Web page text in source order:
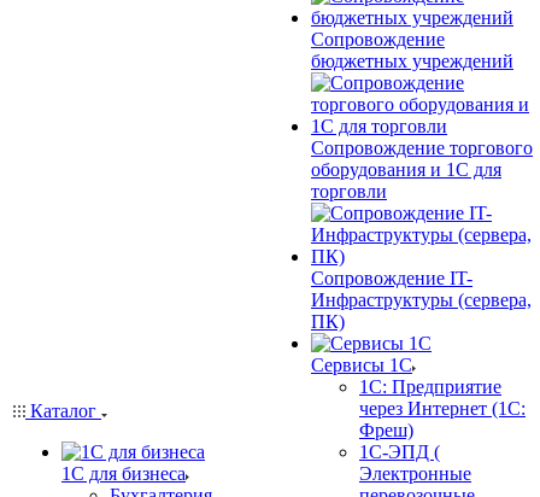
Каталог
1С для бизнеса
Сопровождение
бюджетных учреждений
Сопровождение торгового
оборудования и 1С для
торговли
Сопровождение IT-
Инфраструктуры (сервера,
ПК)
Сервисы 1С
1С: Предприятие
через Интернет (1С:
Фреш)
1С-ЭПД (
Электронные